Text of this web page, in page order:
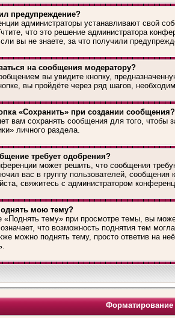
предупреждение?
администраторы устанавливают свой
что это решение администратора
вы не знаете, за что получили
на сообщения модератору?
вы увидите кнопку,
вы пройдёте через ряд шагов,
«Сохранить» при создании сообщения?
вам сохранять сообщения для того, чтобы
личного раздела.
требует одобрения?
может решить, что сообщения
вас в группу пользователей,
свяжитесь с администратором
мою тему?
«Поднять тему» при просмотре темы, вы
что возможность поднятия тем
можно поднять тему, просто ответив на